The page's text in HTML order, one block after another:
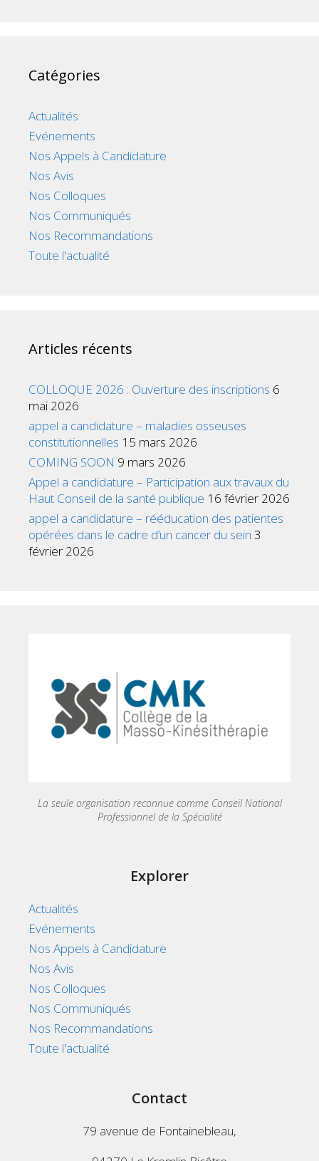
Catégories
Actualités
Evénements
Nos Appels à Candidature
Nos Avis
Nos Colloques
Nos Communiqués
Nos Recommandations
Toute l'actualité
Articles récents
COLLOQUE 2026 : Ouverture des inscriptions 6
mai 2026
appel a candidature – maladies osseuses
constitutionnelles 15 mars 2026
COMING SOON 9 mars 2026
Appel a candidature – Participation aux travaux du
Haut Conseil de la santé publique 16 février 2026
appel a candidature – rééducation des patientes
opérées dans le cadre d’un cancer du sein 3
février 2026
La seule organisation reconnue comme Conseil National
Professionnel de la Spécialité
Explorer
Actualités
Evénements
Nos Appels à Candidature
Nos Avis
Nos Colloques
Nos Communiqués
Nos Recommandations
Toute l'actualité
Contact
79 avenue de Fontainebleau,